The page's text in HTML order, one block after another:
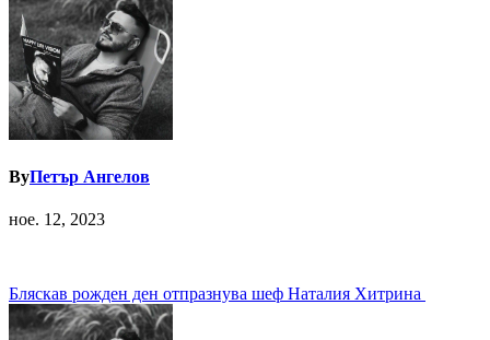
ByПетър Ангелов
ное. 12, 2023
Навигация
Бляскав рожден ден отпразнува шеф Наталия Хитрина